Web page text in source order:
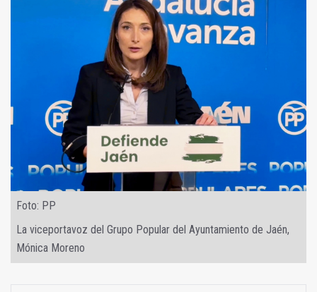
Foto: PP
La viceportavoz del Grupo Popular del Ayuntamiento de Jaén,
Mónica Moreno